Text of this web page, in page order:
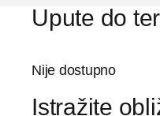
Upute do
Nije dostupno
Istražite